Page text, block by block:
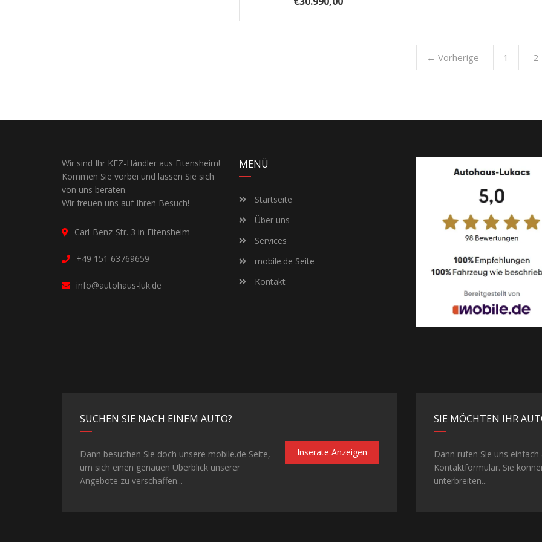
← Vorherige 1 2
Wir sind Ihr KFZ-Händler aus Eitensheim!
Kommen Sie vorbei und lassen Sie sich
von uns beraten.
Wir freuen uns auf Ihren Besuch!
Carl-Benz-Str. 3 in Eitensheim
+49 151 63769659
info@autohaus-luk.de
MENÜ
Startseite
Über uns
Services
mobile.de Seite
Kontakt
SUCHEN SIE NACH EINEM AUTO?
Dann besuchen Sie doch unsere mobile.de Seite,
um sich einen genauen Überblick unserer
Angebote zu verschaffen...
Inserate Anzeigen
SIE MÖCHTEN IHR
Dann rufen Sie uns
Kontaktformular. Sie
unterbreiten...